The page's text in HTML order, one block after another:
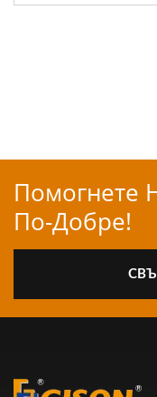
Помогнете
По-Добре!